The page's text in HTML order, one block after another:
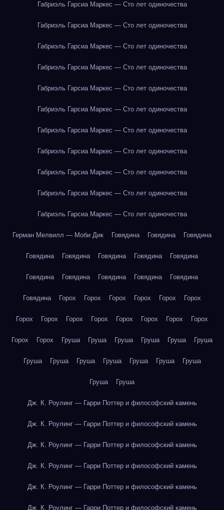
Габриэль Гарсиа Маркес — Сто лет одиночества
Габриэль Гарсиа Маркес — Сто лет одиночества
Габриэль Гарсиа Маркес — Сто лет одиночества
Габриэль Гарсиа Маркес — Сто лет одиночества
Габриэль Гарсиа Маркес — Сто лет одиночества
Габриэль Гарсиа Маркес — Сто лет одиночества
Габриэль Гарсиа Маркес — Сто лет одиночества
Габриэль Гарсиа Маркес — Сто лет одиночества
Габриэль Гарсиа Маркес — Сто лет одиночества
Габриэль Гарсиа Маркес — Сто лет одиночества
Габриэль Гарсиа Маркес — Сто лет одиночества
Герман Мелвилл — Моби Дик Говядина Говядина Говядина
Говядина Говядина Говядина Говядина Говядина
Говядина Говядина Говядина Говядина Говядина
Говядина Горох Горох Горох Горох Горох Горох
Горох Горох Горох Горох Горох Горох Горох Горох
Горох Горох Груша Груша Груша Груша Груша Груша
Груша Груша Груша Груша Груша Груша Груша
Груша Груша
Дж. К. Роулинг — Гарри Поттер и философский камень
Дж. К. Роулинг — Гарри Поттер и философский камень
Дж. К. Роулинг — Гарри Поттер и философский камень
Дж. К. Роулинг — Гарри Поттер и философский камень
Дж. К. Роулинг — Гарри Поттер и философский камень
Дж. К. Роулинг — Гарри Поттер и философский камень